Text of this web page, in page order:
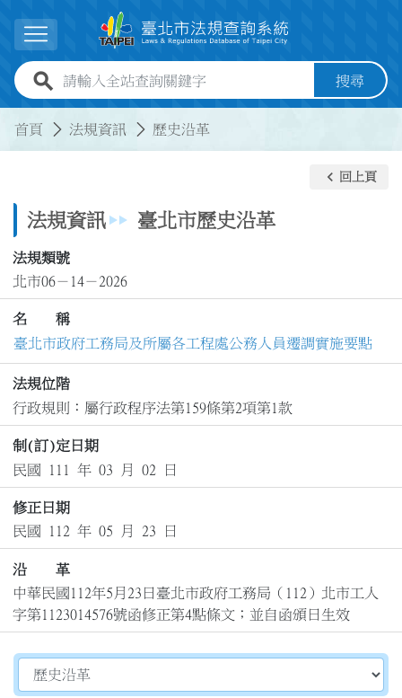
展開選單
全站查詢關鍵字欄位 搜尋
首頁 法規資訊 歷史沿革
法規資訊 臺北市歷史沿革
keyboard_arrow_left 回上頁
法規類號
北市06－14－2026
名 稱
臺北市政府工務局及所屬各工程處公務人員遷調實施要點
法規位階
行政規則：屬行政程序法第159條第2項第1款
制(訂)定日期
民國 111 年 03 月 02 日
修正日期
民國 112 年 05 月 23 日
沿 革
中華民國112年5月23日臺北市政府工務局（112）北市工人
字第1123014576號函修正第4點條文；並自函頒日生效
切換選擇法規資訊內容